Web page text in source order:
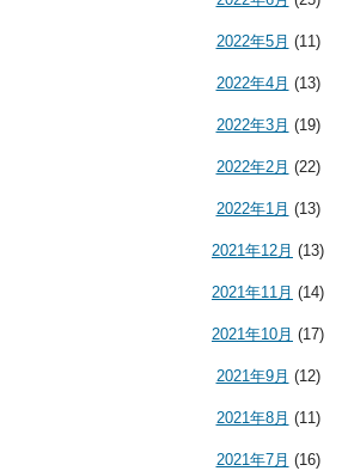
2022年5月 (11)
2022年4月 (13)
2022年3月 (19)
2022年2月 (22)
2022年1月 (13)
2021年12月 (13)
2021年11月 (14)
2021年10月 (17)
2021年9月 (12)
2021年8月 (11)
2021年7月 (16)